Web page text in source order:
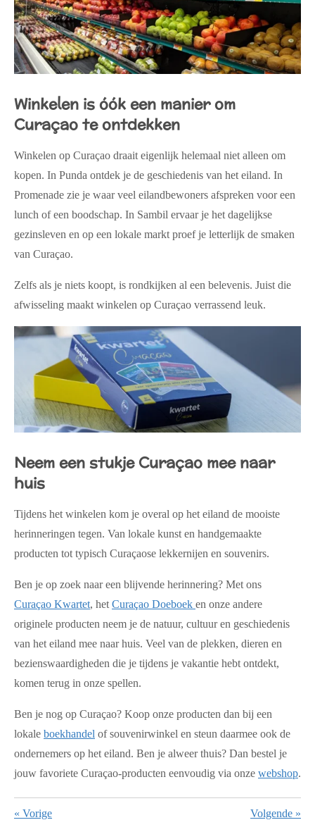
Winkelen is óók een manier om
Curaçao te ontdekken
Winkelen op Curaçao draait eigenlijk helemaal niet alleen om
kopen. In Punda ontdek je de geschiedenis van het eiland. In
Promenade zie je waar veel eilandbewoners afspreken voor een
lunch of een boodschap. In Sambil ervaar je het dagelijkse
gezinsleven en op een lokale markt proef je letterlijk de smaken
van Curaçao.
Zelfs als je niets koopt, is rondkijken al een belevenis. Juist die
afwisseling maakt winkelen op Curaçao verrassend leuk.
Neem een stukje Curaçao mee naar
huis
Tijdens het winkelen kom je overal op het eiland de mooiste
herinneringen tegen. Van lokale kunst en handgemaakte
producten tot typisch Curaçaose lekkernijen en souvenirs.
Ben je op zoek naar een blijvende herinnering? Met ons
Curaçao Kwartet, het Curaçao Doeboek en onze andere
originele producten neem je de natuur, cultuur en geschiedenis
van het eiland mee naar huis. Veel van de plekken, dieren en
bezienswaardigheden die je tijdens je vakantie hebt ontdekt,
komen terug in onze spellen.
Ben je nog op Curaçao? Koop onze producten dan bij een
lokale boekhandel of souvenirwinkel en steun daarmee ook de
ondernemers op het eiland. Ben je alweer thuis? Dan bestel je
jouw favoriete Curaçao-producten eenvoudig via onze webshop.
« Vorige Volgende »